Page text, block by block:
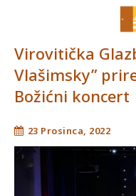
Virovitička
Vlašimsky”
Božićni koncert
23 Prosinca, 2022